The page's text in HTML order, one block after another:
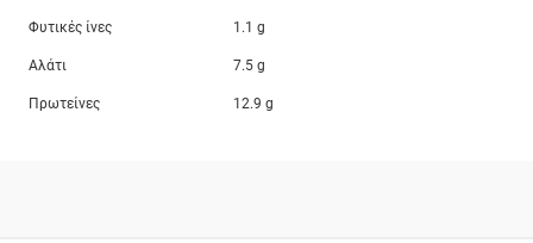
Φυτικές ίνες 1.1 g
Αλάτι 7.5 g
Πρωτείνες 12.9 g